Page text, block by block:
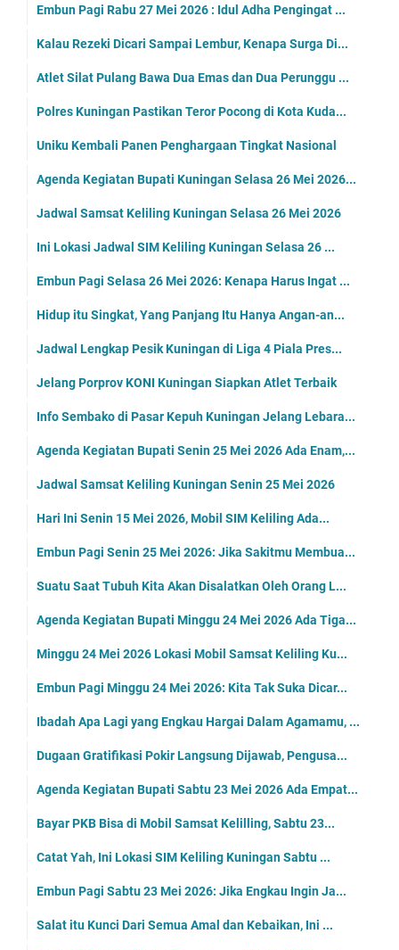
Embun Pagi Rabu 27 Mei 2026 : Idul Adha Pengingat ...
Kalau Rezeki Dicari Sampai Lembur, Kenapa Surga Di...
Atlet Silat Pulang Bawa Dua Emas dan Dua Perunggu ...
Polres Kuningan Pastikan Teror Pocong di Kota Kuda...
Uniku Kembali Panen Penghargaan Tingkat Nasional
Agenda Kegiatan Bupati Kuningan Selasa 26 Mei 2026...
Jadwal Samsat Keliling Kuningan Selasa 26 Mei 2026
Ini Lokasi Jadwal SIM Keliling Kuningan Selasa 26 ...
Embun Pagi Selasa 26 Mei 2026: Kenapa Harus Ingat ...
Hidup itu Singkat, Yang Panjang Itu Hanya Angan-an...
Jadwal Lengkap Pesik Kuningan di Liga 4 Piala Pres...
Jelang Porprov KONI Kuningan Siapkan Atlet Terbaik
Info Sembako di Pasar Kepuh Kuningan Jelang Lebara...
Agenda Kegiatan Bupati Senin 25 Mei 2026 Ada Enam,...
Jadwal Samsat Keliling Kuningan Senin 25 Mei 2026
Hari Ini Senin 15 Mei 2026, Mobil SIM Keliling Ada...
Embun Pagi Senin 25 Mei 2026: Jika Sakitmu Membua...
Suatu Saat Tubuh Kita Akan Disalatkan Oleh Orang L...
Agenda Kegiatan Bupati Minggu 24 Mei 2026 Ada Tiga...
Minggu 24 Mei 2026 Lokasi Mobil Samsat Keliling Ku...
Embun Pagi Minggu 24 Mei 2026: Kita Tak Suka Dicar...
Ibadah Apa Lagi yang Engkau Hargai Dalam Agamamu, ...
Dugaan Gratifikasi Pokir Langsung Dijawab, Pengusa...
Agenda Kegiatan Bupati Sabtu 23 Mei 2026 Ada Empat...
Bayar PKB Bisa di Mobil Samsat Kelilling, Sabtu 23...
Catat Yah, Ini Lokasi SIM Keliling Kuningan Sabtu ...
Embun Pagi Sabtu 23 Mei 2026: Jika Engkau Ingin Ja...
Salat itu Kunci Dari Semua Amal dan Kebaikan, Ini ...